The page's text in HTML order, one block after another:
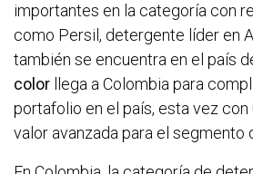
importantes en la categoría con
como Persil, detergente líder en
también se encuentra en el país
color llega a Colombia para
portafolio en el país, esta vez con
valor avanzada para el segmento